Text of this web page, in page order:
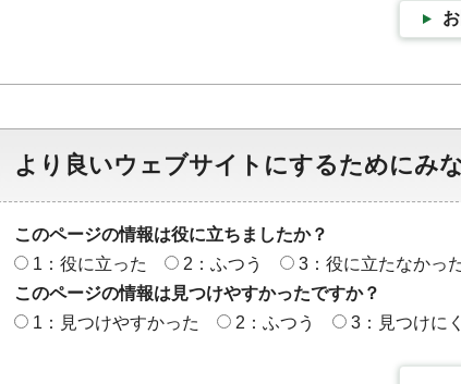
より良いウェブサイトにするためにみ
このページの情報は役に立ちましたか？
1：役に立った
2：ふつう
3：役に立たなかっ
このページの情報は見つけやすかったですか？
1：見つけやすかった
2：ふつう 3：見つけに